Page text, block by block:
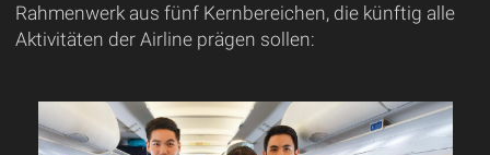
Rahmenwerk aus fünf Kernbereichen, die künftig alle
Aktivitäten der Airline prägen sollen: